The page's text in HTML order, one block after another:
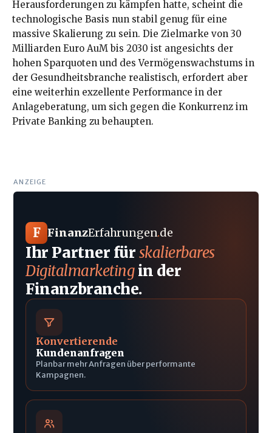
Herausforderungen zu kämpfen hatte, scheint die
technologische Basis nun stabil genug für eine
massive Skalierung zu sein. Die Zielmarke von 30
Milliarden Euro AuM bis 2030 ist angesichts der
hohen Sparquoten und des Vermögenswachstums in
der Gesundheitsbranche realistisch, erfordert aber
eine weiterhin exzellente Performance in der
Anlageberatung, um sich gegen die Konkurrenz im
Private Banking zu behaupten.
ANZEIGE
F FinanzErfahrungen.de
Ihr Partner fürskalierbares
Digitalmarketingin der
Finanzbranche.
Konvertierende
Kundenanfragen
Planbar mehr Anfragen über performante
Kampagnen.